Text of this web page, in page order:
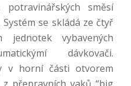
potravinářských směsí
se skládá ze čtyř
jednotek vybavených
dávkovači.
v horní části otvorem